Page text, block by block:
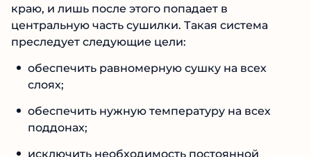
краю, и лишь после этого попадает в
центральную часть сушилки. Такая система
преследует следующие цели:
обеспечить равномерную сушку на всех
слоях;
обеспечить нужную температуру на всех
поддонах;
исключить необходимость постоянной